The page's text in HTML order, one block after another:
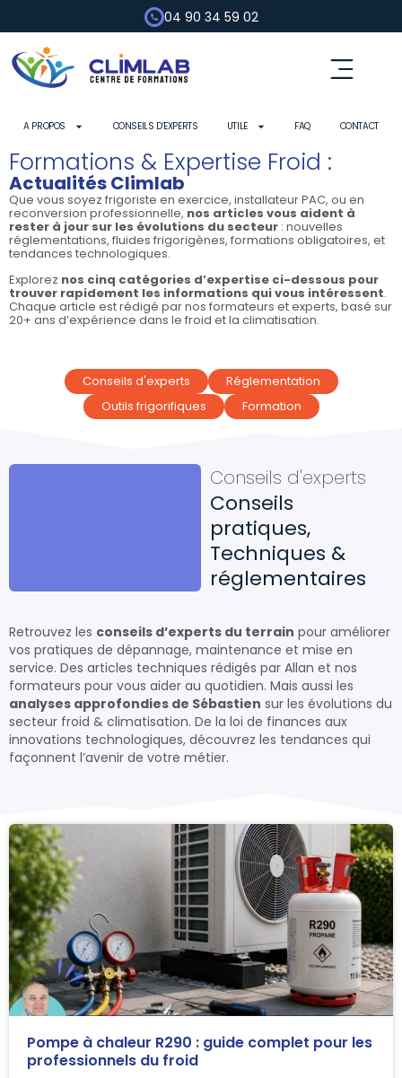
04 90 34 59 02
A PROPOS CONSEILS D’EXPERTS UTILE FAQ CONTACT
Formations & Expertise Froid :
Actualités Climlab
Que vous soyez frigoriste en exercice, installateur PAC, ou en
reconversion professionnelle, nos articles vous aident à
rester à jour sur les évolutions du secteur : nouvelles
réglementations, fluides frigorigènes, formations obligatoires, et
tendances technologiques.
Explorez nos cinq catégories d’expertise ci-dessous pour
trouver rapidement les informations qui vous intéressent.
Chaque article est rédigé par nos formateurs et experts, basé sur
20+ ans d’expérience dans le froid et la climatisation.
Conseils d'experts
Réglementation
Outils frigorifiques
Formation
Conseils d'experts
Conseils
pratiques,
Techniques &
réglementaires
Retrouvez les conseils d’experts du terrain pour améliorer
vos pratiques de dépannage, maintenance et mise en
service. Des articles techniques rédigés par Allan et nos
formateurs pour vous aider au quotidien. Mais aussi les
analyses approfondies de Sébastien sur les évolutions du
secteur froid & climatisation. De la loi de finances aux
innovations technologiques, découvrez les tendances qui
façonnent l’avenir de votre métier.
Pompe à chaleur R290 : guide complet pour les
professionnels du froid